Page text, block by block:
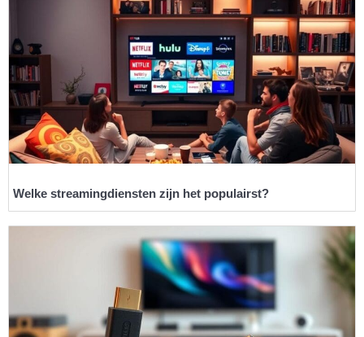
Welke streamingdiensten zijn het populairst?